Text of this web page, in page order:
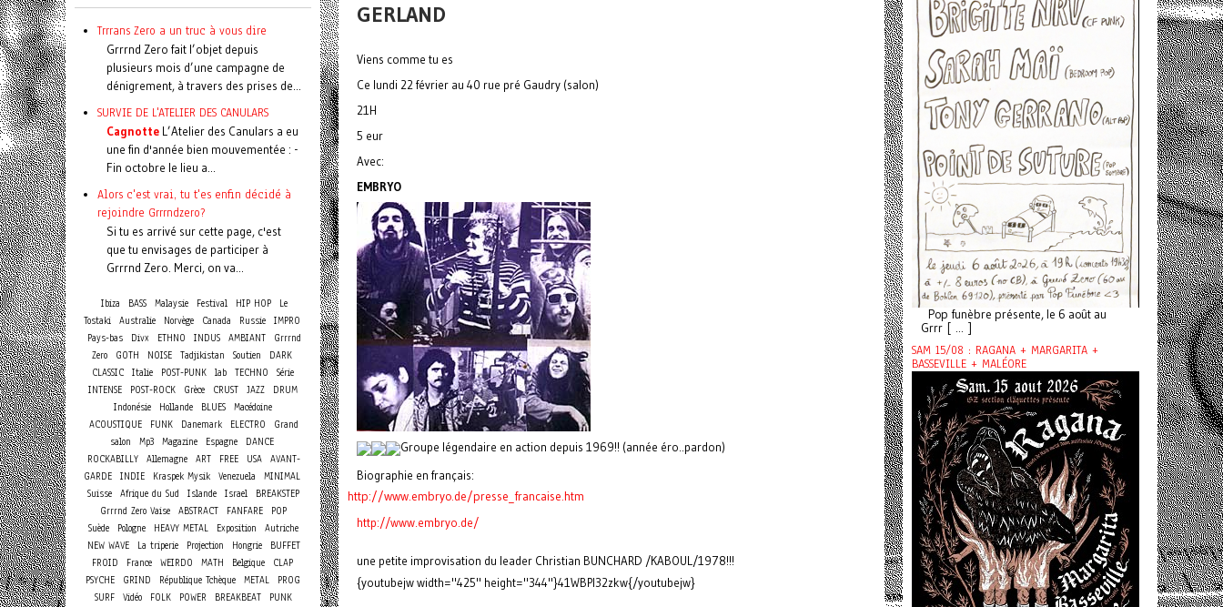
GERLAND
Viens comme tu es
Ce lundi 22 février au 40 rue pré Gaudry (salon)
21H
5 eur
Avec:
EMBRYO
Groupe légendaire en action depuis 1969!! (année éro..pardon)
Biographie en français:
http://www.embryo.de/presse_ francaise.htm
http://www.embryo.de/
une petite improvisation du leader Christian BUNCHARD /KABOUL/1978!!!
{youtubejw width="425" height="344"}41WBPl32zkw{/youtubejw}
Trrrans Zero a un truc à vous dire
Grrrnd Zero fait l’objet depuis
plusieurs mois d’une campagne de
dénigrement, à travers des prises de...
SURVIE DE L'ATELIER DES CANULARS
Cagnotte L’Atelier des Canulars a eu
une fin d'année bien mouvementée : -
Fin octobre le lieu a...
Alors c'est vrai, tu t'es enfin décidé à
rejoindre Grrrndzero?
Si tu es arrivé sur cette page, c'est
que tu envisages de participer à
Grrrnd Zero. Merci, on va...
Ibiza BASS Malaysie Festival HIP HOP
Le
Tostaki Australie Norvège Canada Russie IMPRO
Pays-bas
Divx ETHNO INDUS AMBIANT
Grrrnd
Zero
GOTH NOISE Tadjikistan Soutien
DARK
CLASSIC Italie POST-PUNK lab TECHNO
Série
INTENSE
POST-ROCK Grèce CRUST JAZZ
DRUM
Indonésie
Hollande BLUES Macédoine
ACOUSTIQUE
FUNK Danemark ELECTRO
Grand
salon
Mp3 Magazine Espagne
DANCE
ROCKABILLY Allemagne ART FREE USA AVANT-
GARDE INDIE Kraspek Mysik Venezuela
MINIMAL
Suisse
Afrique du Sud Islande Israel
BREAKSTEP
Grrrnd Zero Vaise
ABSTRACT FANFARE
POP
Suède
Pologne HEAVY METAL Exposition
Autriche
NEW WAVE
La triperie Projection Hongrie
BUFFET
FROID
France WEIRDO MATH Belgique
CLAP
PSYCHE
GRIND République Tchèque METAL
PROG
SURF
Vidéo FOLK POWER BREAKBEAT
PUNK
Pop funèbre présente, le 6 août au
Grrr [ ... ]
SAM 15/08 : RAGANA + MARGARITA +
BASSEVILLE + MALÉORE